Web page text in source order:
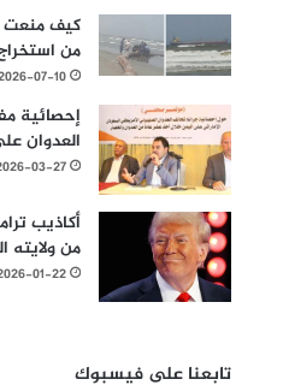
كيف منعت
من
07-10
العدوان
03-27
أكاذيب
من ولايته
01-22
تابعنا على فيسبوك